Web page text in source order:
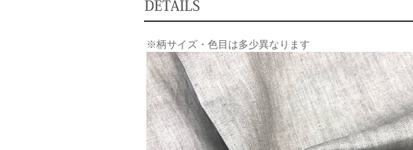
※柄サイズ・色目は多少異なります